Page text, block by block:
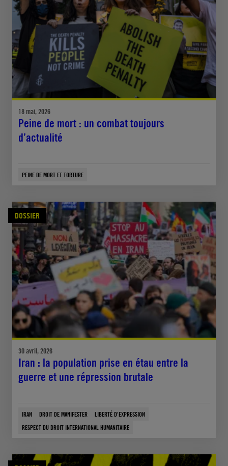
18 mai, 2026
Peine de mort : un combat toujours
d’actualité
PEINE DE MORT ET TORTURE
DOSSIER
30 avril, 2026
Iran : la population prise en étau entre la
guerre et une répression brutale
IRAN DROIT DE MANIFESTER
LIBERTÉ D'EXPRESSION
RESPECT DU DROIT INTERNATIONAL HUMANITAIRE